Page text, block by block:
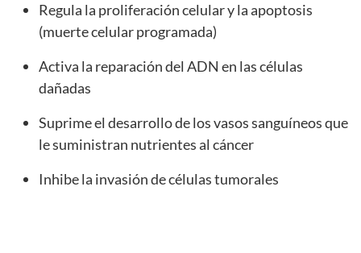
Regula la proliferación celular y la apoptosis
(muerte celular programada)
Activa la reparación del ADN en las células
dañadas
Suprime el desarrollo de los vasos sanguíneos que
le suministran nutrientes al cáncer
Inhibe la invasión de células tumorales